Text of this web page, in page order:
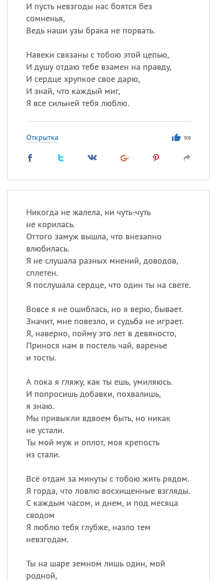
И пусть невзгоды нас боятся без
сомненья,
Ведь наши узы брака не порвать.
Навеки связаны с тобою этой цепью,
И душу отдаю тебе взамен на правду,
И сердце хрупкое свое дарю,
И знай, что каждый миг,
Я все сильней тебя люблю.
Открытка 308
Никогда не жалела, ни чуть-чуть
не корилась.
Оттого замуж вышла, что внезапно
влюбилась.
Я не слушала разных мнений, доводов,
сплетен.
Я послушала сердце, что один ты на свете.
Вовсе я не ошиблась, но я верю, бывает.
Значит, мне повезло, и судьба не играет.
Я, наверно, пойму это лет в девяносто,
Принося нам в постель чай, варенье
и тосты.
А пока я гляжу, как ты ешь, умиляюсь.
И попросишь добавки, похвалишь,
я знаю.
Мы привыкли вдвоем быть, но никак
не устали.
Ты мой муж и оплот, моя крепость
из стали.
Всё отдам за минуты с тобою жить рядом.
Я горда, что ловлю восхищенные взгляды.
С каждым часом, и днем, и под месяца
сводом
Я люблю тебя глубже, назло тем
невзгодам.
Ты на шаре земном лишь один, мой
родной,